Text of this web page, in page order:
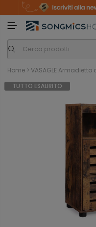
Home > VASAGLE
TUTTO ESAURITO
n
i